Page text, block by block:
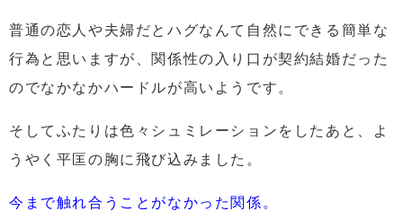
普通の恋人や夫婦だとハグなんて自然にできる簡単な
行為と思いますが、 関係性の入り口が契約結婚だった
のでなかなかハードルが高いようです。
そしてふたりは色々シュミレーションをしたあと、よ
うやく平匡の胸に飛び込みました。
今まで触れ合うことがなかった関係。